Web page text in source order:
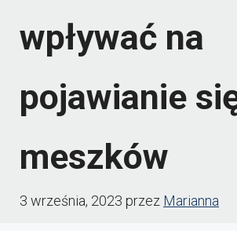
wpływać na
pojawianie
meszków
3 września, 2023 przez Marianna